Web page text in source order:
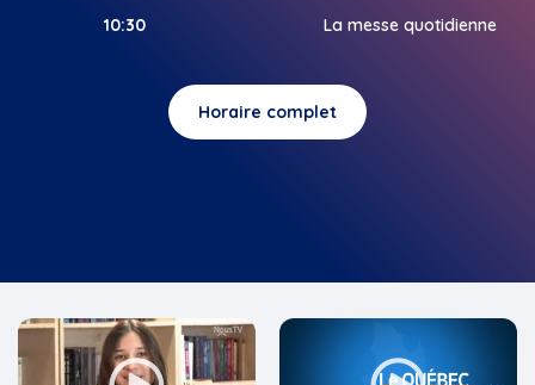
10:30 La messe quotidienne
Horaire complet